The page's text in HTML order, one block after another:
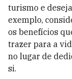
turismo e
exemplo,
os benefícios
trazer para a
no lugar de
si.